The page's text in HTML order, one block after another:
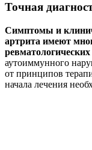
Точная
Симптомы и
артрита имеют
аутоиммунного
от принципов
начала лечения